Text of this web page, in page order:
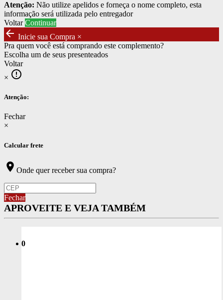
Atenção: Não utilize apelidos e forneça o nome completo, esta
informação será utilizada pelo entregador
Voltar Continuar
arrow_back Inicie sua Compra ×
Pra quem você está comprando este complemento?
Escolha um de seus presenteados
Voltar
× error_outline
Atenção:
Fechar
×
Calcular frete
location_on Onde quer receber sua compra?
Fechar
APROVEITE E VEJA TAMBÉM
0